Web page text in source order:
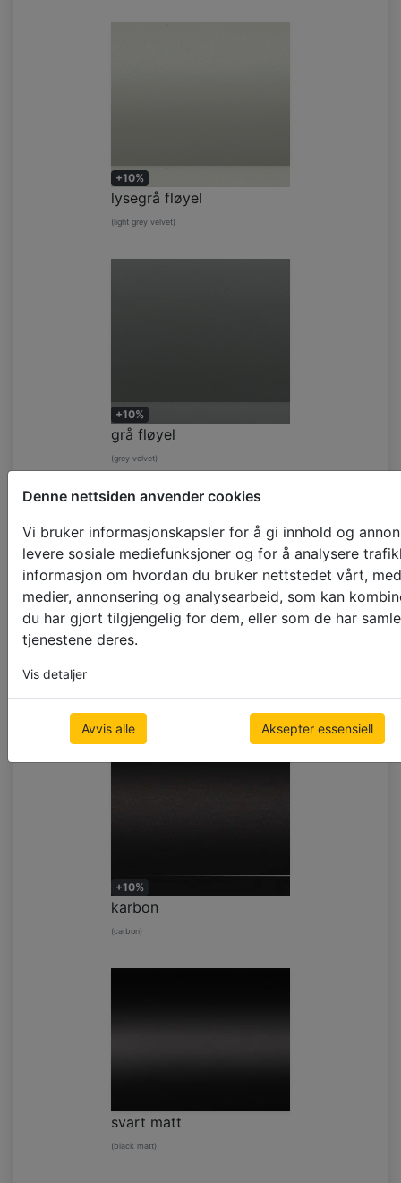
Denne nettsiden anvender cookies
Vi bruker informasjonskapsler for å gi innhold og
levere sosiale mediefunksjoner og for å analysere
informasjon om hvordan du bruker nettstedet vårt,
medier, annonsering og analysearbeid, som kan
du har gjort tilgjengelig for dem, eller som de har
tjenestene deres.
Vis detaljer
Avvis alle Aksepter essensiell
+10%
lysegrå fløyel
(light grey velvet)
+10%
grå fløyel
(grey velvet)
+10%
karbon
(carbon)
svart matt
(black matt)